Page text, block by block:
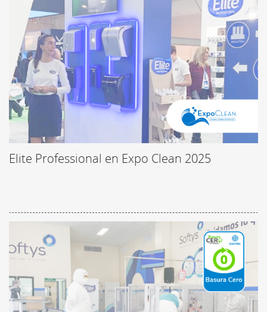
Elite Professional en Expo Clean 2025